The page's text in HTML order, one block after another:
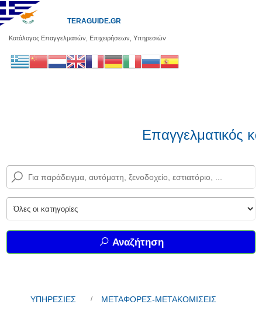
Κατάλογος Επαγγελματιών, Επιχειρήσεων, Υπηρεσιών
TERAGUIDE.GR
Επαγγελματικός
Αναζήτηση
ΥΠΗΡΕΣΙΕΣ ΜΕΤΑΦΟΡΕΣ-ΜΕΤΑΚΟΜΙΣΕΙΣ